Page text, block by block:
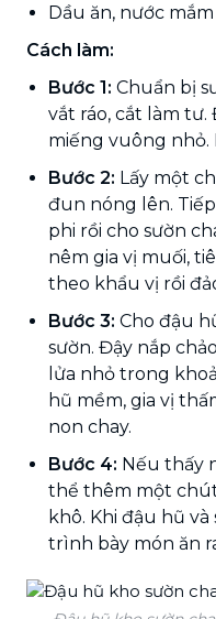
Dầu ăn, nước mắm
Cách làm:
Bước 1: Chuẩn bị
vắt ráo, cắt làm
miếng vuông nhỏ.
Bước 2: Lấy một
đun nóng lên.
phi rồi cho sườn
nêm gia vị muối,
theo khẩu vị rồi
Bước 3: Cho đậu
sườn. Đậy nắp
lửa nhỏ trong
hũ mềm, gia vị
non chay.
Bước 4: Nếu thấy
thể thêm một
khô. Khi đậu hũ
trình bày món ăn